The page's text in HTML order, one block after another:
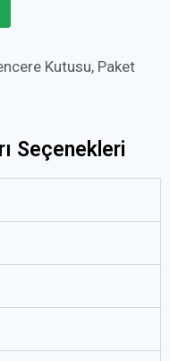
Kutusu, Paket
Seçenekleri